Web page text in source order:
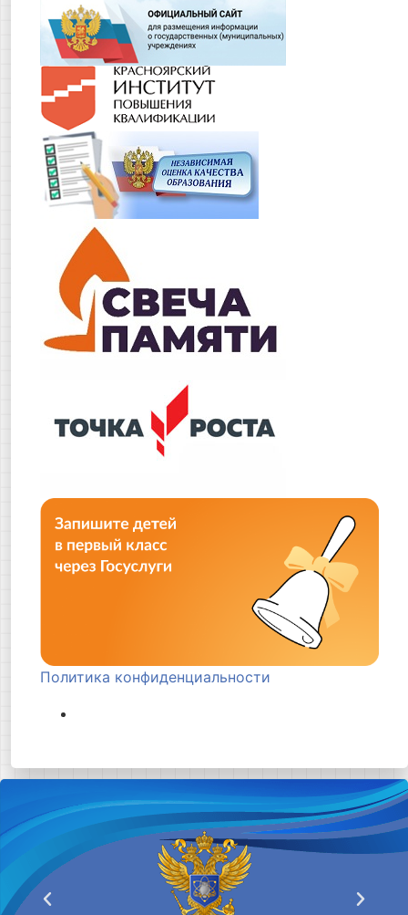
Политика конфиденциальности